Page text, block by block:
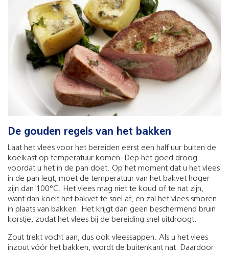
De gouden regels van het bakken
Laat het vlees voor het bereiden eerst een half uur buiten de
koelkast op temperatuur komen. Dep het goed droog
voordat u het in de pan doet. Op het moment dat u het vlees
in de pan legt, moet de temperatuur van het bakvet hoger
zijn dan 100°C. Het vlees mag niet te koud of te nat zijn,
want dan koelt het bakvet te snel af, en zal het vlees smoren
in plaats van bakken. Het krijgt dan geen beschermend bruin
korstje, zodat het vlees bij de bereiding snel uitdroogt.
Zout trekt vocht aan, dus ook vleessappen. Als u het vlees
inzout vóór het bakken, wordt de buitenkant nat. Daardoor